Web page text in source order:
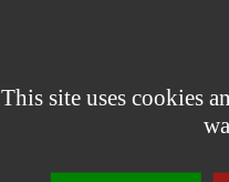
This site uses cookies